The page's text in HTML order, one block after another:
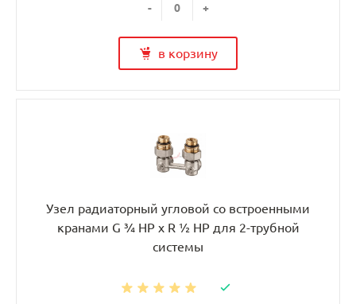
- +
в корзину
Узел радиаторный угловой со встроенными
кранами G ¾ НР x R ½ НР для 2-трубной
системы